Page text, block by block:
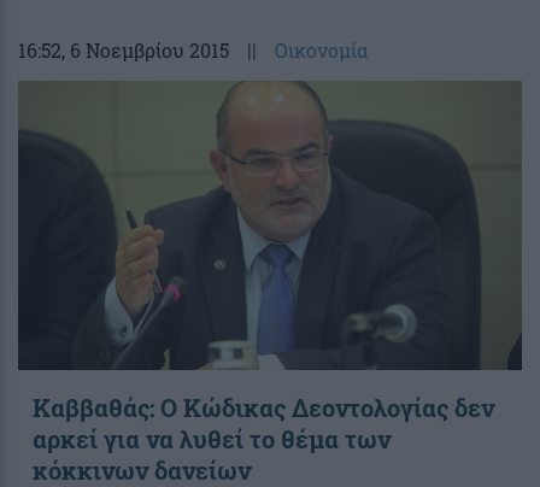
16:52, 6 Νοεμβρίου 2015 || Οικονομία
Καββαθάς: Ο Κώδικας Δεοντολογίας δεν
αρκεί για να λυθεί το θέμα των
κόκκινων δανείων